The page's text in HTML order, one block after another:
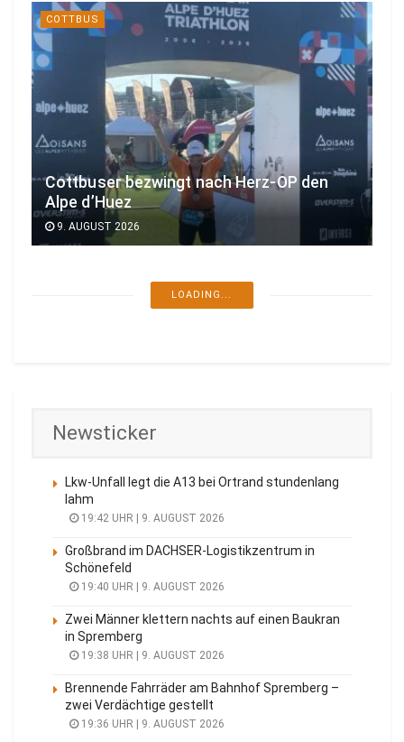
COTTBUS
Cottbuser bezwingt nach Herz-OP den
Alpe d’Huez
9. AUGUST 2026
LOADING...
Newsticker
Lkw-Unfall legt die A13 bei Ortrand stundenlang
lahm
19:42 UHR | 9. AUGUST 2026
Großbrand im DACHSER-Logistikzentrum in
Schönefeld
19:40 UHR | 9. AUGUST 2026
Zwei Männer klettern nachts auf einen Baukran
in Spremberg
19:38 UHR | 9. AUGUST 2026
Brennende Fahrräder am Bahnhof Spremberg –
zwei Verdächtige gestellt
19:36 UHR | 9. AUGUST 2026